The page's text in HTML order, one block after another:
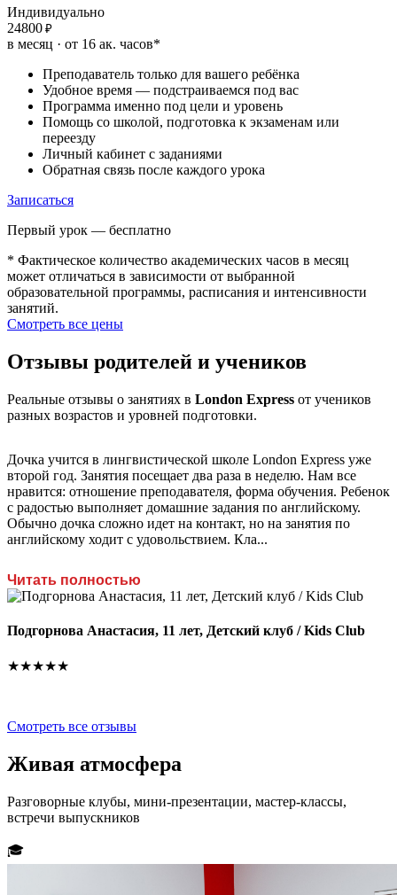
Индивидуально
24800 ₽
в месяц · от 16 ак. часов*
Преподаватель только для вашего ребёнка
Удобное время — подстраиваемся под вас
Программа именно под цели и уровень
Помощь со школой, подготовка к экзаменам или
переезду
Личный кабинет с заданиями
Обратная связь после каждого урока
Записаться
Первый урок — бесплатно
* Фактическое количество академических часов в месяц
может отличаться в зависимости от выбранной
образовательной программы, расписания и интенсивности
занятий.
Смотреть все цены
Отзывы родителей и учеников
Реальные отзывы о занятиях в London Express от учеников
разных возрастов и уровней подготовки.
Дочка учится в лингвистической школе London Express уже
второй год. Занятия посещает два раза в неделю. Нам все
нравится: отношение преподавателя, форма обучения. Ребенок
с радостью выполняет домашние задания по английскому.
Обычно дочка сложно идет на контакт, но на занятия по
английскому ходит с удовольствием. Кла...
Читать полностью
Подгорнова Анастасия, 11 лет, Детский клуб / Kids Club
★★★★★
Смотреть все отзывы
Живая атмосфера
Разговорные клубы, мини-презентации, мастер-классы,
встречи выпускников
🎓